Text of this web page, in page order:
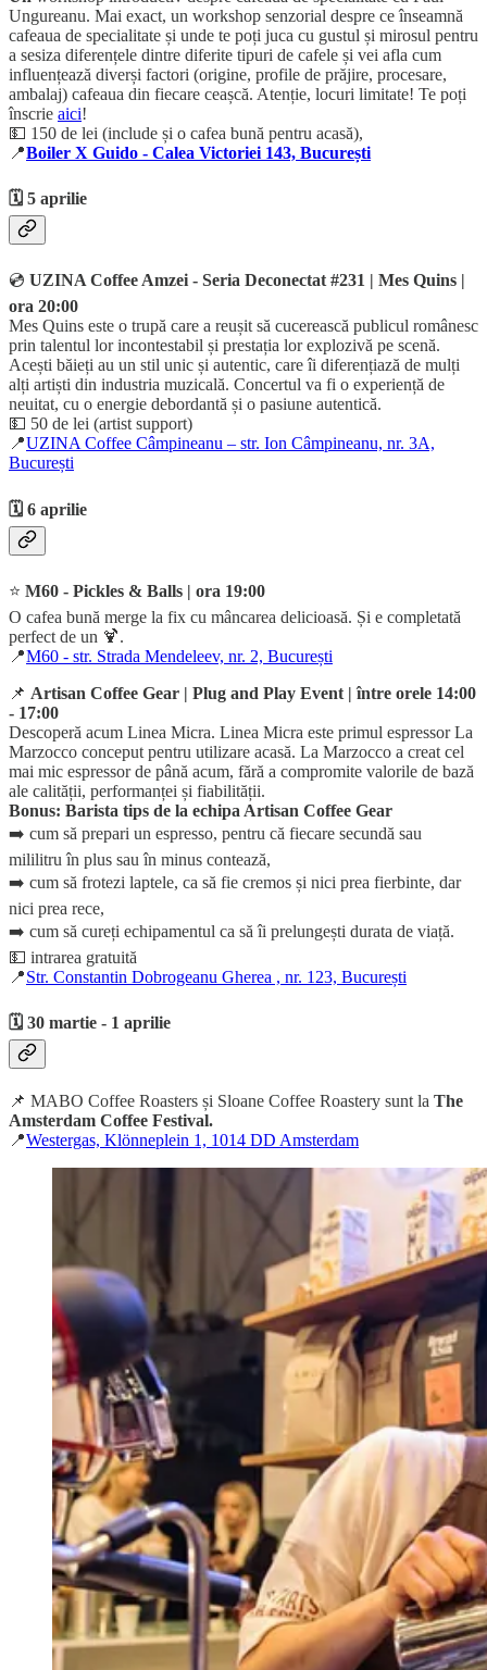
Ungureanu. Mai exact, un workshop senzorial despre ce înseamnă
cafeaua de specialitate și unde te poți juca cu gustul și mirosul pentru
a sesiza diferențele dintre diferite tipuri de cafele și vei afla cum
influențează diverși factori (origine, profile de prăjire, procesare,
ambalaj) cafeaua din fiecare ceașcă. Atenție, locuri limitate! Te poți
înscrie aici!
💵 150 de lei (include și o cafea bună pentru acasă),
📍Boiler X Guido - Calea Victoriei 143, București
🗓️ 5 aprilie
💿 UZINA Coffee Amzei - Seria Deconectat #231 | Mes Quins |
ora 20:00
Mes Quins este o trupă care a reușit să cucerească publicul românesc
prin talentul lor incontestabil și prestația lor explozivă pe scenă.
Acești băieți au un stil unic și autentic, care îi diferențiază de mulți
alți artiști din industria muzicală. Concertul va fi o experiență de
neuitat, cu o energie debordantă și o pasiune autentică.
💵 50 de lei (artist support)
📍UZINA Coffee Câmpineanu – str. Ion Câmpineanu, nr. 3A,
București
🗓️ 6 aprilie
⭐️ M60 - Pickles & Balls | ora 19:00
O cafea bună merge la fix cu mâncarea delicioasă. Și e completată
perfect de un 🍹.
📍M60 - str. Strada Mendeleev, nr. 2, București
📌 Artisan Coffee Gear | Plug and Play Event | între orele 14:00
- 17:00
Descoperă acum Linea Micra. Linea Micra este primul espressor La
Marzocco conceput pentru utilizare acasă. La Marzocco a creat cel
mai mic espressor de până acum, fără a compromite valorile de bază
ale calității, performanței și fiabilității.
Bonus: Barista tips de la echipa Artisan Coffee Gear
➡️ cum să prepari un espresso, pentru că fiecare secundă sau
mililitru în plus sau în minus contează,
➡️ cum să frotezi laptele, ca să fie cremos și nici prea fierbinte, dar
nici prea rece,
➡️ cum să cureți echipamentul ca să îi prelungești durata de viață.
💵 intrarea gratuită
📍Str. Constantin Dobrogeanu Gherea , nr. 123, București
🗓️ 30 martie - 1 aprilie
📌 MABO Coffee Roasters și Sloane Coffee Roastery sunt la The
Amsterdam Coffee Festival.
📍Westergas, Klönneplein 1, 1014 DD Amsterdam